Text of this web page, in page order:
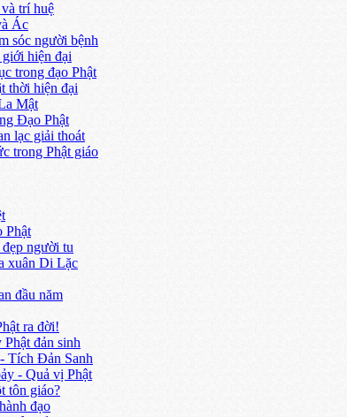
trí huệ
Ác
sóc người bệnh
hiện đại
trong đạo Phật
thời hiện đại
Mật
Đạo Phật
lạc giải thoát
trong Phật giáo
Phật
người tu
xuân Di Lặc
đầu năm
ra đời!
đản sinh
Tích Đản Sanh
- Quả vị Phật
tôn giáo?
đạo